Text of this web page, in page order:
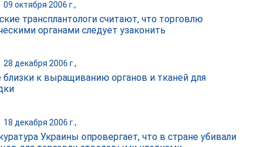
09 октября 2006 г.,
трансплантологи считают, что торговлю
органами следует узаконить
28 декабря 2006 г.,
к выращиванию органов и тканей для
18 декабря 2006 г.,
Украины опровергает, что в стране убивали